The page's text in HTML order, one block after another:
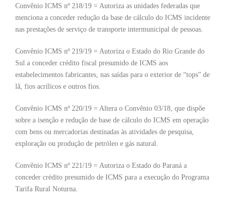
Convênio ICMS nº 218/19 = Autoriza as unidades federadas que
menciona a conceder redução da base de cálculo do ICMS incidente
nas prestações de serviço de transporte intermunicipal de pessoas.
Convênio ICMS nº 219/19 = Autoriza o Estado do Rio Grande do
Sul a conceder crédito fiscal presumido de ICMS aos
estabelecimentos fabricantes, nas saídas para o exterior de “tops” de
lã, fios acrílicos e outros fios.
Convênio ICMS nº 220/19 = Altera o Convênio 03/18, que dispõe
sobre a isenção e redução de base de cálculo do ICMS em operação
com bens ou mercadorias destinadas às atividades de pesquisa,
exploração ou produção de petróleo e gás natural.
Convênio ICMS nº 221/19 = Autoriza o Estado do Paraná a
conceder crédito presumido de ICMS para a execução do Programa
Tarifa Rural Noturna.